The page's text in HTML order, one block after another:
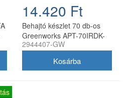
14.420 Ft
Behajtó készlet 70 db-os
Greenworks APT-70IRDK-
GW
2944407-GW